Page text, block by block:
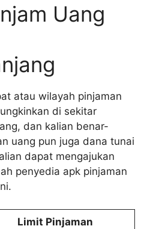
Uang
atau wilayah pinjaman
di sekitar
dan kalian benar-
uang pun juga dana tunai
dapat mengajukan
penyedia apk pinjaman
Limit Pinjaman